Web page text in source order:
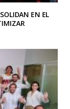
EN EL